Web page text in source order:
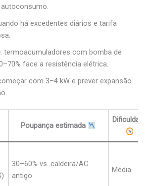
há excedentes diários e tarifa
: termoacumuladores com bomba de
face a resistência elétrica.
com 3–4 kW e prever expansão
Poupança estimada
Dificuldade
30–60% vs. caldeira/AC
antigo
Média